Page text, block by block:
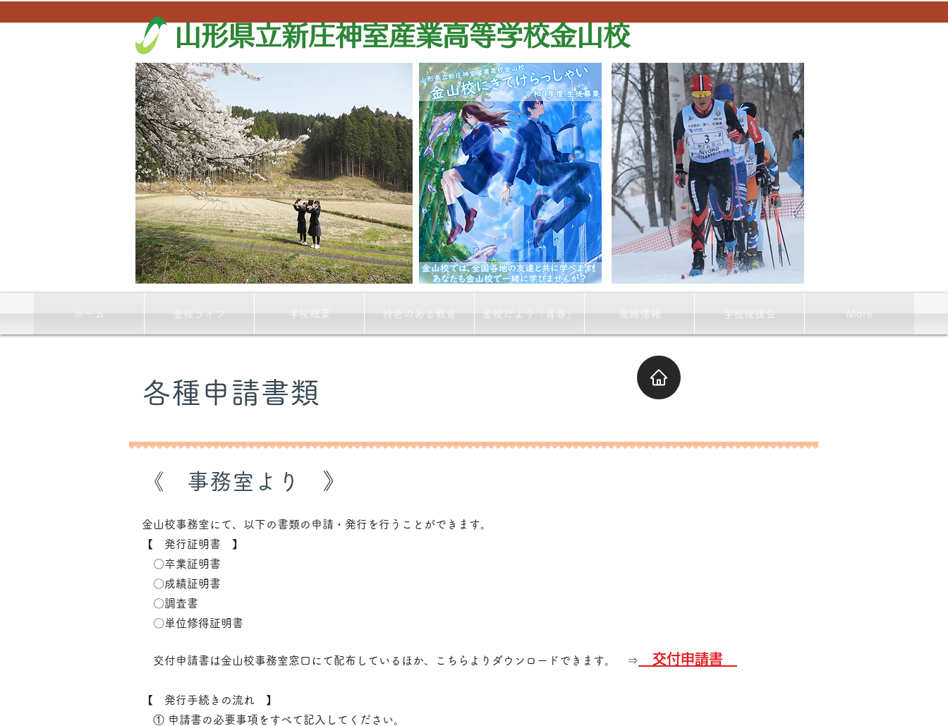
山形県立新庄神室産業高等学校金山校
ホーム 金校ライフ 学校概要 特色のある教育 金校だより「青春」 進路情報 学校後援会 More
各種申請書類
​《 事務室より 》
金山校事務室にて、以下の書類の申請・発行を行うことができます。
【 発行証明書 】​
〇卒業証明書
〇成績証明書
〇調査書
〇単位修得証明書
交付申請書は金山校事務室窓口にて配布しているほか、こちらよりダウンロードできます。 ⇒ 交付申請書
【 発行手続きの流れ 】
​ ① 申請書の必要事項をすべて記入してください。